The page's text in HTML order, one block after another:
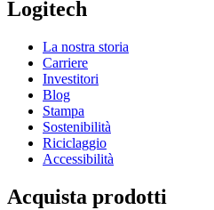
Logitech
La nostra storia
Carriere
Investitori
Blog
Stampa
Sostenibilità
Riciclaggio
Accessibilità
Acquista prodotti